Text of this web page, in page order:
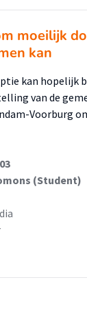
klanten?’
onderzoek uit
van
en zeer
verwerkt de
tot een
op de
moeilijk
kan
kan hopelijk
van de
Voorburg
(Student)